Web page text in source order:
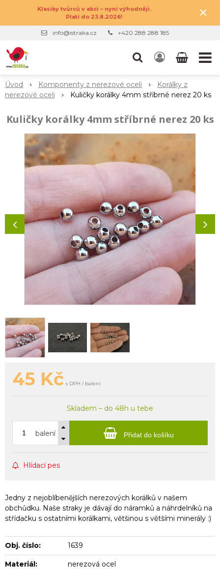
Klasiky tvůrců v akci – nyní výhodněji.
Platí do 23.8.2026!
×
info@istraka.cz +420 288 288 185
Úvod Komponenty z nerezové oceli
Korálky z
nerezové oceli
Kuličky korálky 4mm stříbrné nerez 20 ks
Kuličky korálky 4mm stříbrné nerez 20 ks
45 Kč s DPH / balení
Skladem – do 48h u tebe
balení Přidat do košíku
Hlídací pes
Jedny z nejoblíbenějších nerezových korálků v našem
obchůdku. Naše straky je dávají do náramků a náhrdelníků na
střídačku s ostatními korálkami, většinou s většími minerály :)
Obj. číslo: 1639
Materiál: nerezová ocel